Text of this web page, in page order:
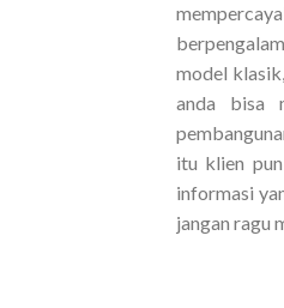
model
anda bisa
itu klien
informasi
jangan ragu